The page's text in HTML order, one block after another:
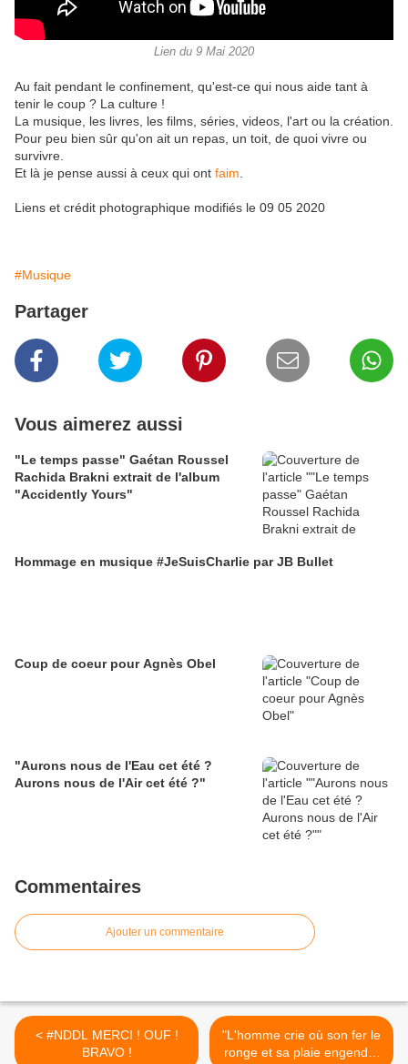
Lien du 9 Mai 2020
Au fait pendant le confinement, qu'est-ce qui nous aide tant à
tenir le coup ? La culture !
La musique, les livres, les films, séries, videos, l'art ou la création.
Pour peu bien sûr qu'on ait un repas, un toit, de quoi vivre ou
survivre.
Et là je pense aussi à ceux qui ont faim
Liens et crédit photographique modifiés le 09 05 2020
#Musique
Partager
Vous aimerez aussi
"Le temps passe" Gaétan Roussel
Rachida Brakni extrait de l'album
"Accidently Yours"
Hommage en musique #JeSuisCharlie par JB Bullet
Coup de coeur pour Agnès Obel
"Aurons nous de l'Eau cet été ?
Aurons nous de l'Air cet été ?"
Commentaires
Ajouter un commentaire
< #NDDL MERCI ! OUF !
BRAVO !
"L'homme crie où son fer le
ronge et sa plaie engendre